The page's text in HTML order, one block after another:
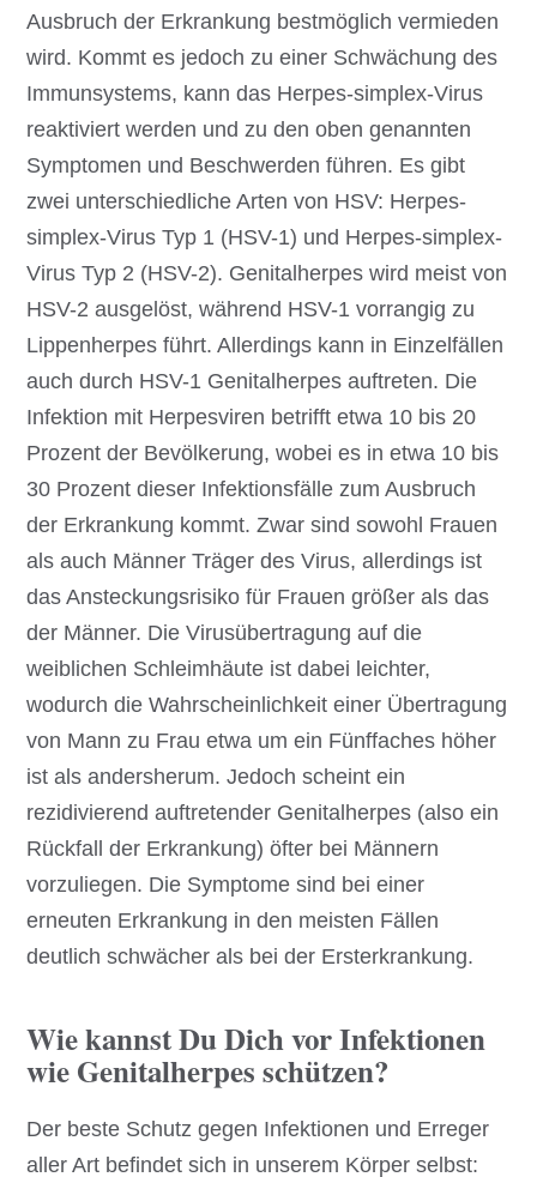
Ausbruch der Erkrankung bestmöglich vermieden
wird. Kommt es jedoch zu einer Schwächung des
Immunsystems, kann das Herpes-simplex-Virus
reaktiviert werden und zu den oben genannten
Symptomen und Beschwerden führen. Es gibt
zwei unterschiedliche Arten von HSV: Herpes-
simplex-Virus Typ 1 (HSV-1) und Herpes-simplex-
Virus Typ 2 (HSV-2). Genitalherpes wird meist von
HSV-2 ausgelöst, während HSV-1 vorrangig zu
Lippenherpes führt. Allerdings kann in Einzelfällen
auch durch HSV-1 Genitalherpes auftreten. Die
Infektion mit Herpesviren betrifft etwa 10 bis 20
Prozent der Bevölkerung, wobei es in etwa 10 bis
30 Prozent dieser Infektionsfälle zum Ausbruch
der Erkrankung kommt. Zwar sind sowohl Frauen
als auch Männer Träger des Virus, allerdings ist
das Ansteckungsrisiko für Frauen größer als das
der Männer. Die Virusübertragung auf die
weiblichen Schleimhäute ist dabei leichter,
wodurch die Wahrscheinlichkeit einer Übertragung
von Mann zu Frau etwa um ein Fünffaches höher
ist als andersherum. Jedoch scheint ein
rezidivierend auftretender Genitalherpes (also ein
Rückfall der Erkrankung) öfter bei Männern
vorzuliegen. Die Symptome sind bei einer
erneuten Erkrankung in den meisten Fällen
deutlich schwächer als bei der Ersterkrankung.
Wie kannst Du Dich vor Infektionen
wie Genitalherpes schützen?
Der beste Schutz gegen Infektionen und Erreger
aller Art befindet sich in unserem Körper selbst: